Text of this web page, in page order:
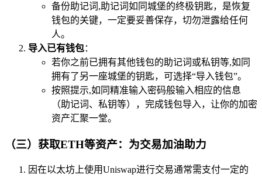
备份助记词,助记词如同城堡的终极钥匙，是恢复
钱包的关键，一定要妥善保存，切勿泄露给任何
人。
导入已有钱包：
若你之前已拥有其他钱包的助记词或私钥等,如同
拥有了另一座城堡的钥匙，可选择“导入钱包”。
按照提示,如同精准输入密码般输入相应的信息
（助记词、私钥等），完成钱包导入，让你的加密
资产汇聚一堂。
（三）获取ETH等资产：为交易加油助力
因在以太坊上使用Uniswap进行交易通常需支付一定的